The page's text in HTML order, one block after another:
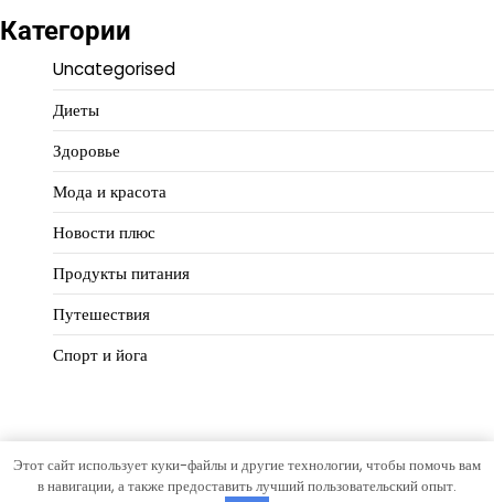
Категории
Uncategorised
Диеты
Здоровье
Мода и красота
Новости плюс
Продукты питания
Путешествия
Спорт и йога
Copyright © 2026Идеальный балансТема Hourly News от
Этот сайт использует куки-файлы и другие технологии, чтобы помочь вам
в навигации, а также предоставить лучший пользовательский опыт.